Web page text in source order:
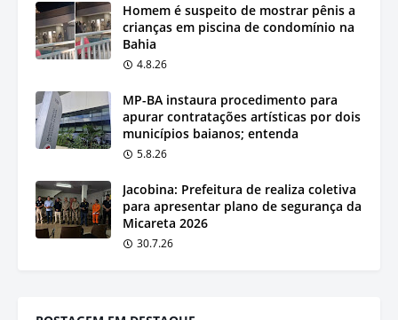
Homem é suspeito de mostrar pênis a
crianças em piscina de condomínio na
Bahia
4.8.26
MP-BA instaura procedimento para
apurar contratações artísticas por dois
municípios baianos; entenda
5.8.26
Jacobina: Prefeitura de realiza coletiva
para apresentar plano de segurança da
Micareta 2026
30.7.26